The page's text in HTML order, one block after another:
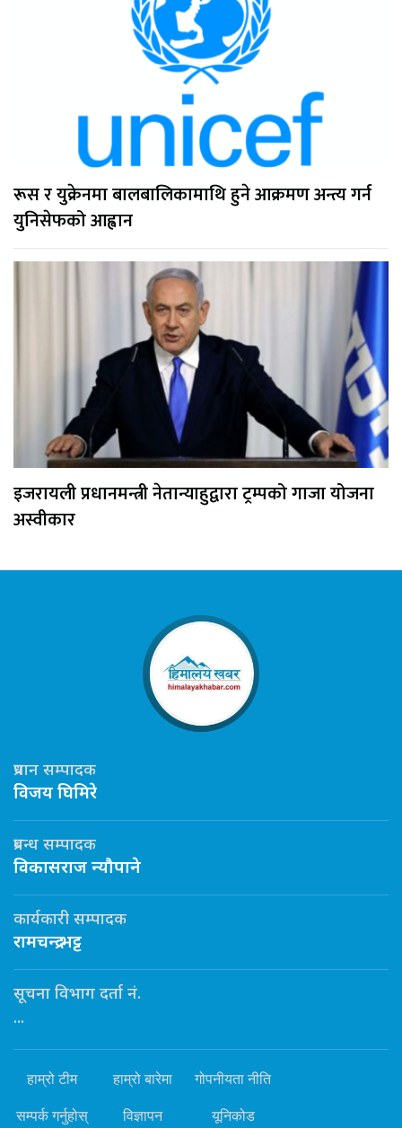
रूस र युक्रेनमा बालबालिकामाथि हुने आक्रमण अन्त्य गर्न
युनिसेफको आह्वान
इजरायली प्रधानमन्त्री नेतान्याहुद्वारा ट्रम्पको गाजा योजना
अस्वीकार
प्रधान सम्पादक
विजय घिमिरे
प्रबन्ध सम्पादक
विकासराज न्यौपाने
कार्यकारी सम्पादक
रामचन्द्र भट्ट
सूचना विभाग दर्ता नं.
...
हाम्रो टीम हाम्रो बारेमा गोपनीयता नीति
सम्पर्क गर्नुहोस् विज्ञापन यूनिकोड